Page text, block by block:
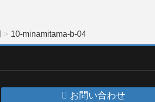
10-minamitama-b-04
お問い合わせ